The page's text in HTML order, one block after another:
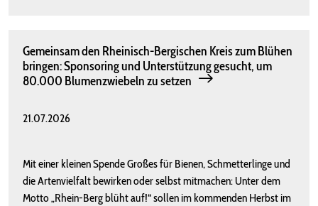
Gemeinsam den Rheinisch-Bergischen Kreis zum Blühen
bringen: Sponsoring und Unterstützung gesucht, um
80.000 Blumenzwiebeln zu setzen
21.07.2026
Mit einer kleinen Spende Großes für Bienen, Schmetterlinge und
die Artenvielfalt bewirken oder selbst mitmachen: Unter dem
Motto „Rhein-Berg blüht auf!“ sollen im kommenden Herbst im